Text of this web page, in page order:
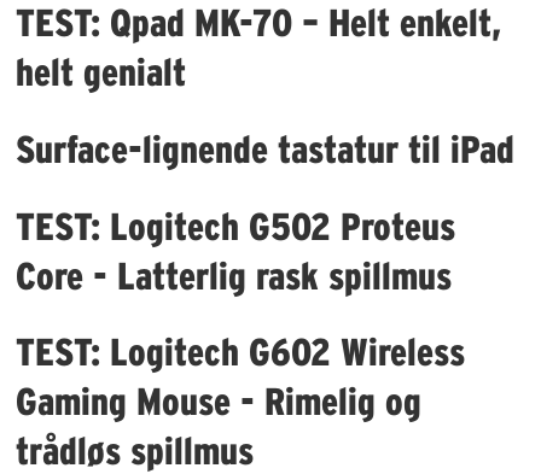
TEST: Qpad MK-70 – Helt enkelt,
helt genialt
Surface-lignende tastatur til iPad
TEST: Logitech G502 Proteus
Core - Latterlig rask spillmus
TEST: Logitech G602 Wireless
Gaming Mouse - Rimelig og
trådløs spillmus